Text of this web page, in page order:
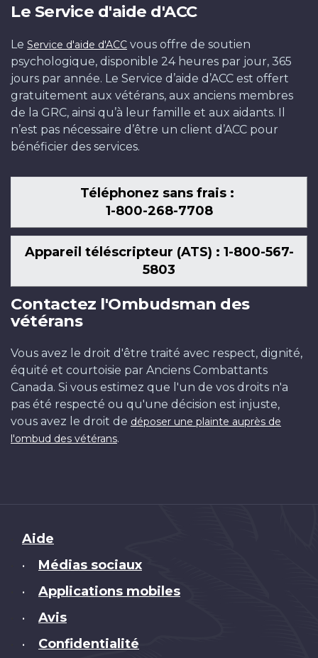
Le Service d'aide d'ACC
Le Service d'aide d'ACC vous offre de soutien
psychologique, disponible 24 heures par jour, 365
jours par année. Le Service d’aide d’ACC est offert
gratuitement aux vétérans, aux anciens membres
de la GRC, ainsi qu’à leur famille et aux aidants. Il
n’est pas nécessaire d’être un client d’ACC pour
bénéficier des services.
Téléphonez sans frais :
1-800-268-7708
Appareil téléscripteur (ATS) : 1-800-567-
5803
Contactez l'Ombudsman des
vétérans
Vous avez le droit d'être traité avec respect, dignité,
équité et courtoisie par Anciens Combattants
Canada. Si vous estimez que l'un de vos droits n'a
pas été respecté ou qu'une décision est injuste,
vous avez le droit de déposer une plainte auprès de
l'ombud des vétérans.
Brand
Aide
• Médias sociaux
• Applications mobiles
• Avis
• Confidentialité